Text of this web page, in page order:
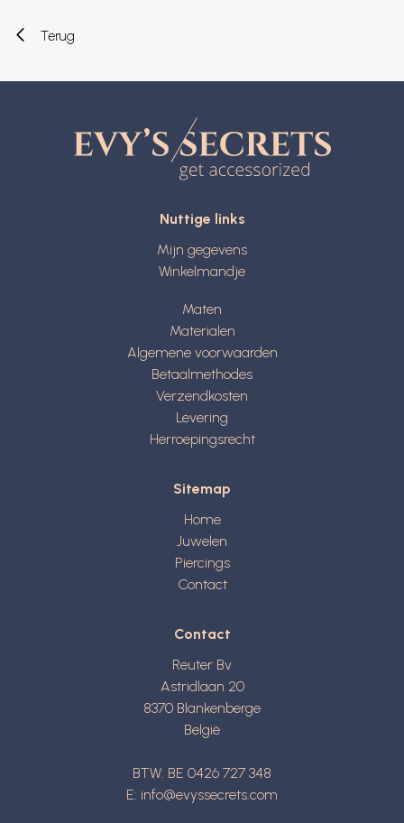
Terug
Nuttige links
Mijn gegevens
Winkelmandje
Maten
Materialen
Algemene voorwaarden
Betaalmethodes
Verzendkosten
Levering
Herroepingsrecht
Sitemap
Home
Juwelen
Piercings
Contact
Contact
Reuter Bv
Astridlaan 20
8370 Blankenberge
België
BTW: BE 0426 727 348
E: info@evyssecrets.com